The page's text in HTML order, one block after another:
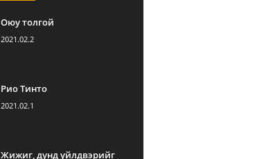
Оюу толгой
2021.02.2
Рио Тинто
2021.02.1
Жижиг, дунд үйлдвэрийг